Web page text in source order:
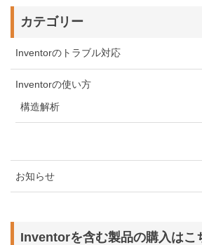
カテゴリー
Inventorのトラブル対応
Inventorの使い方
構造解析
お知らせ
Inventorを含む製品の購入はこ